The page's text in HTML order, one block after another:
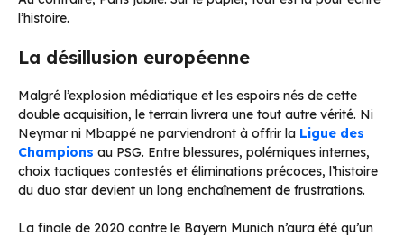
l’histoire.
La désillusion européenne
Malgré l’explosion médiatique et les espoirs nés de cette
double acquisition, le terrain livrera une tout autre vérité. Ni
Neymar ni Mbappé ne parviendront à offrir la Ligue des
Champions au PSG. Entre blessures, polémiques internes,
choix tactiques contestés et éliminations précoces, l’histoire
du duo star devient un long enchaînement de frustrations.
La finale de 2020 contre le Bayern Munich n’aura été qu’un